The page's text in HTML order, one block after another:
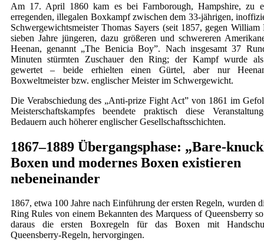
Am 17. April 1860 kam es bei Farnborough, Hampshire, zu
erregenden, illegalen Boxkampf zwischen dem 33-jährigen,
Schwergewichtsmeister Thomas Sayers (seit 1857, gegen
sieben Jahre jüngeren, dazu größeren und schwereren
Heenan, genannt „The Benicia Boy”. Nach insgesamt 37
Minuten stürmten Zuschauer den Ring; der Kampf wurde als
gewertet – beide erhielten einen Gürtel, aber nur
Boxweltmeister bzw. englischer Meister im Schwergewicht.
Die Verabschiedung des „Anti-prize Fight Act” von 1861 im
Meisterschaftskampfes beendete praktisch diese
Bedauern auch höherer englischer Gesellschaftsschichten.
1867–1889 Übergangsphase: „Bare-
Boxen und modernes Boxen existieren
nebeneinander
1867, etwa 100 Jahre nach Einführung der ersten Regeln, wurden
Ring Rules von einem Bekannten des Marquess of Queensberry
daraus die ersten Boxregeln für das Boxen mit
Queensberry-Regeln, hervorgingen.